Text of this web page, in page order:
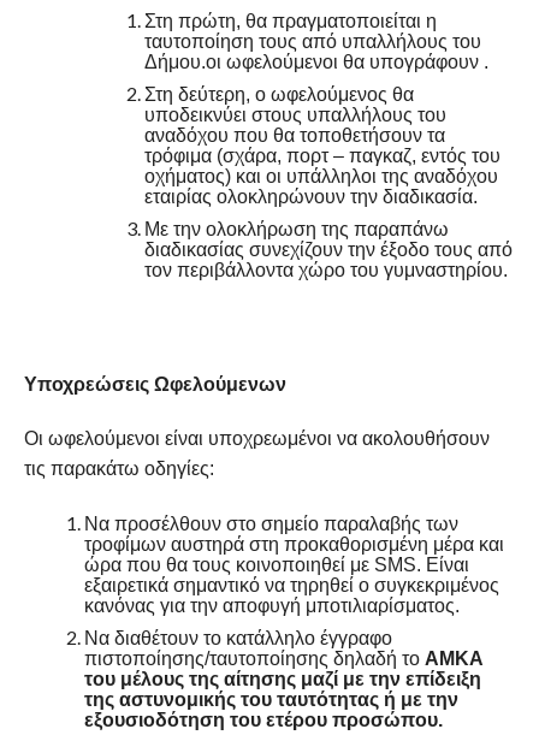
Στη πρώτη, θα πραγματοποιείται η
ταυτοποίηση τους από υπαλλήλους του
Δήμου.οι ωφελούμενοι θα υπογράφουν .
Στη δεύτερη, ο ωφελούμενος θα
υποδεικνύει στους υπαλλήλους του
αναδόχου που θα τοποθετήσουν τα
τρόφιμα (σχάρα, πορτ – παγκαζ, εντός του
οχήματος) και οι υπάλληλοι της αναδόχου
εταιρίας ολοκληρώνουν την διαδικασία.
Με την ολοκλήρωση της παραπάνω
διαδικασίας συνεχίζουν την έξοδο τους από
τον περιβάλλοντα χώρο του γυμναστηρίου.
Υποχρεώσεις Ωφελούμενων
Οι ωφελούμενοι είναι υποχρεωμένοι να ακολουθήσουν
τις παρακάτω οδηγίες:
Να προσέλθουν στο σημείο παραλαβής των
τροφίμων αυστηρά στη προκαθορισμένη μέρα και
ώρα που θα τους κοινοποιηθεί με SMS. Είναι
εξαιρετικά σημαντικό να τηρηθεί ο συγκεκριμένος
κανόνας για την αποφυγή μποτιλιαρίσματος.
Να διαθέτουν το κατάλληλο έγγραφο
πιστοποίησης/ταυτοποίησης δηλαδή το ΑΜΚΑ
του μέλους της αίτησης μαζί με την επίδειξη
της αστυνομικής του ταυτότητας ή με την
εξουσιοδότηση του ετέρου προσώπου.